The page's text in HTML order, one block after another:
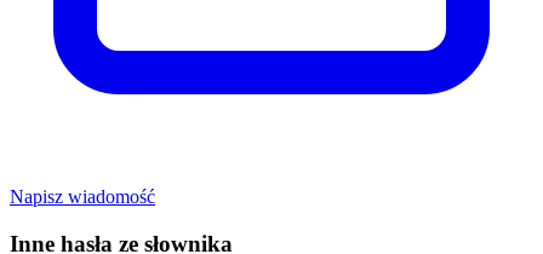
Napisz wiadomość
Inne hasła ze słownika